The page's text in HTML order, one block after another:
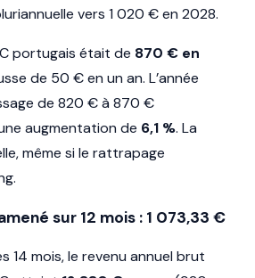
vers 1 020 € en 2028.
portugais était de 870 € en
de 50 € en un an. L’année
de 820 € à 870 €
augmentation de 6,1 %. La
même si le rattrapage
sur 12 mois : 1 073,33 €
14 mois, le revenu annuel brut